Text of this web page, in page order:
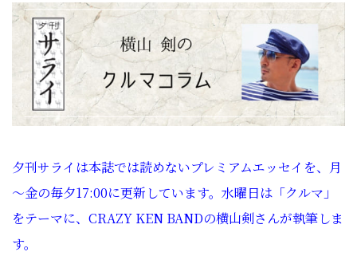
夕刊サライは本誌では読めないプレミアムエッセイを、月
～金の毎夕17:00に更新しています。水曜日は「クルマ」
をテーマに、CRAZY KEN BANDの横山剣さんが執筆しま
す。